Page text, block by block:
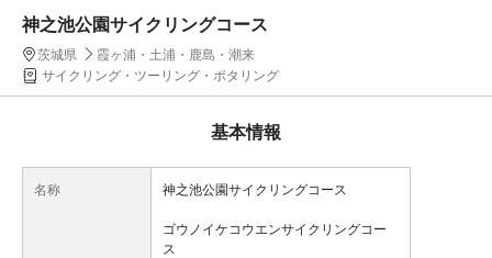
神之池公園サイクリングコース
茨城県
霞ヶ浦・土浦・鹿島・潮来
サイクリング・ツーリング・ポタリング
基本情報
名称 神之池公園サイクリングコース
ゴウノイケコウエンサイクリングコー
ス